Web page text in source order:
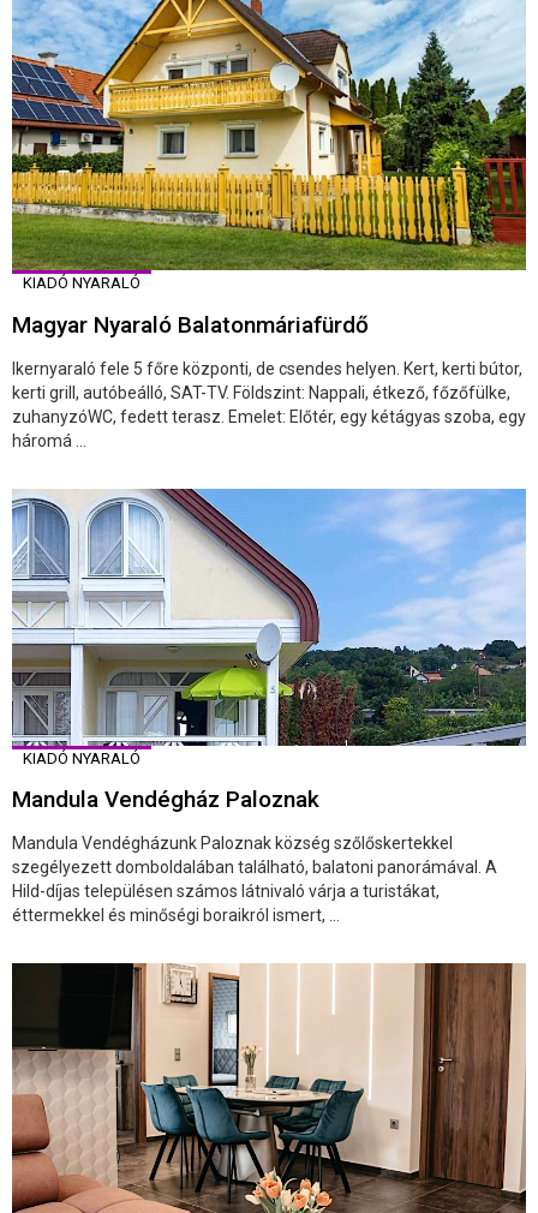
KIADÓ NYARALÓ
Magyar Nyaraló Balatonmáriafürdő
Ikernyaraló fele 5 főre központi, de csendes helyen. Kert, kerti bútor,
kerti grill, autóbeálló, SAT-TV. Földszint: Nappali, étkező, főzőfülke,
zuhanyzóWC, fedett terasz. Emelet: Előtér, egy kétágyas szoba, egy
háromá ...
KIADÓ NYARALÓ
Mandula Vendégház Paloznak
Mandula Vendégházunk Paloznak község szőlőskertekkel
szegélyezett domboldalában található, balatoni panorámával. A
Hild-díjas településen számos látnivaló várja a turistákat,
éttermekkel és minőségi boraikról ismert, ...